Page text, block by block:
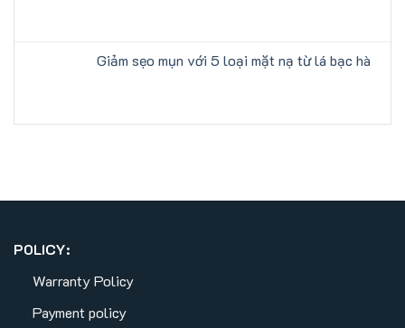
Giảm sẹo mụn với 5 loại mặt nạ từ lá bạc hà
POLICY:
Warranty Policy
Payment policy